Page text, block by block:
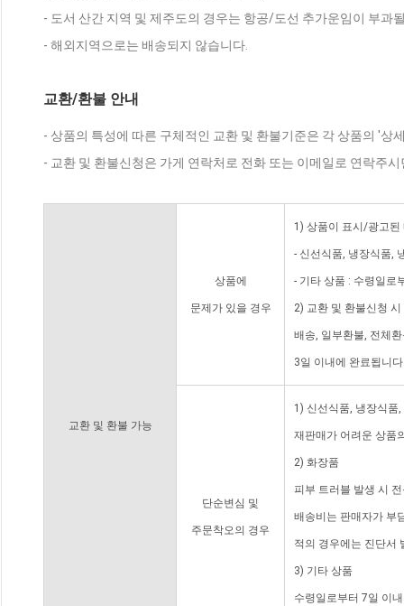
- 도서 산간 지역 및 제주도의 경우는 항공/도선 추가운임이 부과
- 해외지역으로는 배송되지 않습니다.
교환/환불 안내
- 상품의 특성에 따른 구체적인 교환 및 환불기준은 각 상품의 '상
- 교환 및 환불신청은 가게 연락처로 전화 또는 이메일로 연락주
교환 및 환불 가능
상품에
문제가 있을 경우
1) 상품이 표시/광고된
- 신선식품, 냉장식품,
- 기타 상품 : 수령일로
2) 교환 및 환불신청
배송, 일부환불, 전체
3일 이내에 완료됩니
단순변심 및
주문착오의 경우
1) 신선식품, 냉장식품
재판매가 어려운 상품
2) 화장품
피부 트러블 발생 시
배송비는 판매자가 부
적의 경우에는 진단서
3) 기타 상품
수령일로부터 7일 이